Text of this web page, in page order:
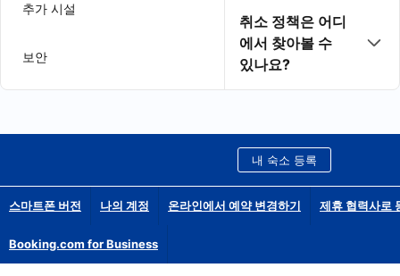
추가 시설
보안
취소 정책은 어디
에서 찾아볼 수
있나요?
내 숙소 등록
스마트폰 버전 나의 계정 온라인에서 예약 변경하기 제휴 협력사로
Booking.com for Business